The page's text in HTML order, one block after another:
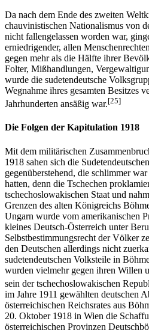
Da nach dem Ende des zweiten
chauvinistischen Nationalismus von
nicht fallengelassen worden war,
erniedrigender, allen
gegen mehr als die Hälfte ihrer
Folter, Mißhandlungen,
wurde die sudetendeutsche
Wegnahme ihres gesamten Besitzes
Jahrhunderten ansäßig war.[25]
Die Folgen der Kapitulation 1918
Mit dem militärischen
1918 sahen sich die
gegenüberstehend, die schlimmer
hatten, denn die Tschechen
tschechoslowakischen Staat und
Grenzen des alten Königreichs
Ungarn wurde vom amerikanischen
kleines Deutsch-Österreich unter
Selbstbestimmungsrecht der Völker
den Deutschen allerdings nicht
sudetendeutschen Volksteile in
wurden vielmehr gegen ihren Willen
sein der tschechoslowakischen
im Jahre 1911 gewählten deutschen
österreichischen Reichsrates aus
20. Oktober 1918 in Wien die
österreichischen Provinzen